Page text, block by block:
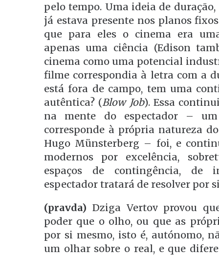
pelo tempo. Uma ideia de
já estava presente nos planos
que para eles o cinema era
apenas uma ciência (Edison
cinema como uma potencial
filme correspondia à letra com a
está fora de campo, tem uma
autêntica? (Blow Job). Essa
na mente do espectador –
corresponde à própria natureza
Hugo Münsterberg – foi, e
modernos por excelência,
espaços de contingência, de
espectador tratará de resolver por
(pravda) Dziga Vertov provou
poder que o olho, ou que as
por si mesmo, isto é, autónomo,
um olhar sobre o real, e que